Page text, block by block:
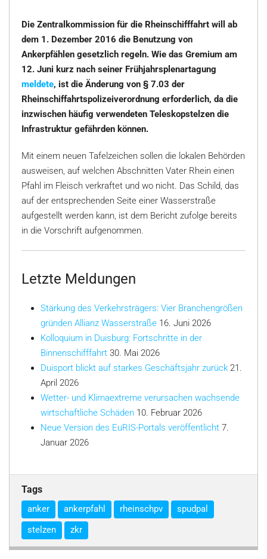
Die Zentralkommission für die Rheinschifffahrt will ab
dem 1. Dezember 2016 die Benutzung von
Ankerpfählen gesetzlich regeln. Wie das Gremium am
12. Juni kurz nach seiner Frühjahrsplenartagung
meldete, ist die Änderung von § 7.03 der
Rheinschiffahrtspolizeiverordnung erforderlich, da die
inzwischen häufig verwendeten Teleskopstelzen die
Infrastruktur gefährden können.
Mit einem neuen Tafelzeichen sollen die lokalen Behörden
ausweisen, auf welchen Abschnitten Vater Rhein einen
Pfahl im Fleisch verkraftet und wo nicht. Das Schild, das
auf der entsprechenden Seite einer Wasserstraße
aufgestellt werden kann, ist dem Bericht zufolge bereits
in die Vorschrift aufgenommen.
Letzte Meldungen
Stärkung des Verkehrsträgers: Vier Branchengrößen
gründen Allianz Wasserstraße 16. Juni 2026
Kolloquium in Duisburg: Fortschritte in der
Binnenschifffahrt 30. Mai 2026
Duisport blickt auf starkes Geschäftsjahr zurück 21.
April 2026
Wetter- und Klimaextreme verursachen wachsende
wirtschaftliche Schäden 10. Februar 2026
Neue Version des EuRIS-Portals veröffentlicht 7.
Januar 2026
Tags
anker ankerpfahl rheinschpv
spudpal
stelzen
zkr